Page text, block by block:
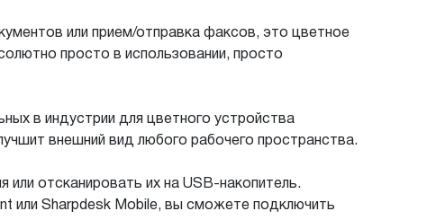
или прием/отправка факсов, это цветное
просто в использовании, просто
в индустрии для цветного устройства
внешний вид любого рабочего пространства.
или отсканировать их на USB-накопитель.
или Sharpdesk Mobile, вы сможете подключить